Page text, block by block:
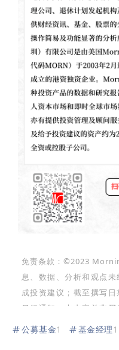
免责条款：©2023
息、数据、分析和观点
成投资建议；截至撰写
另行通知。本内容并非
其正确性、完整性或准
公募基金1 基金经理1